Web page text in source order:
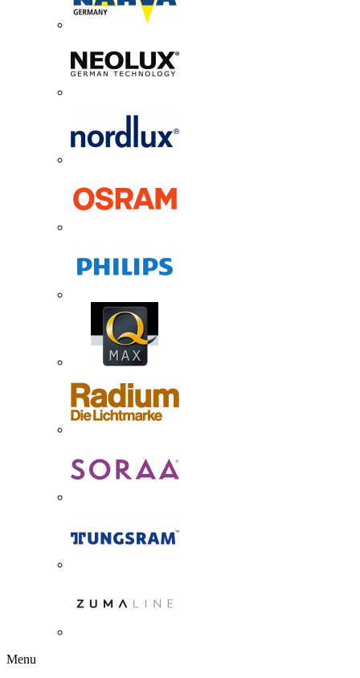
Menu